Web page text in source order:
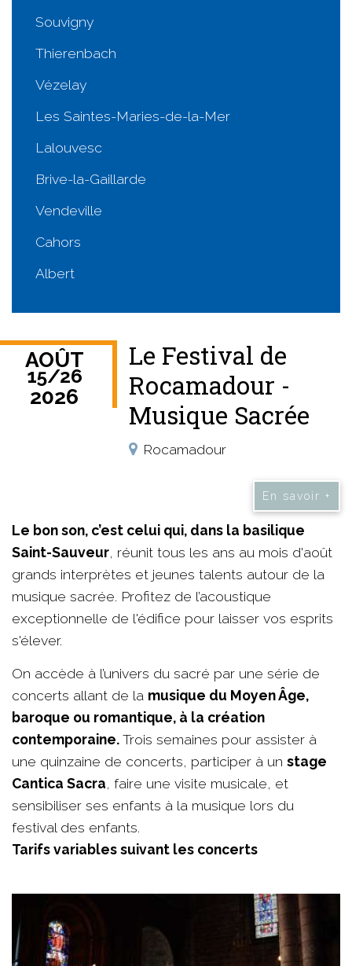
Souvigny
Thierenbach
Vézelay
Les Saintes-Maries-de-la-Mer
Lalouvesc
Brive-la-Gaillarde
Vendeville
Cahors
Albert
AOÛT
15/26
2026
Le Festival de
Rocamadour -
Musique Sacrée
Rocamadour
En savoir +
Le bon son, c’est celui qui, dans la basilique
Saint-Sauveur, réunit tous les ans au mois d'août
grands interprètes et jeunes talents autour de la
musique sacrée. Profitez de l’acoustique
exceptionnelle de l'édifice pour laisser vos esprits
s'élever.
On accède à l’univers du sacré par une série de
concerts allant de la musique du Moyen Âge,
baroque ou romantique, à la création
contemporaine.Trois semaines pour assister à
une quinzaine de concerts, participer à un stage
Cantica Sacra, faire une visite musicale, et
sensibiliser ses enfants à la musique lors du
festival des enfants.
Tarifs variables suivant les concerts